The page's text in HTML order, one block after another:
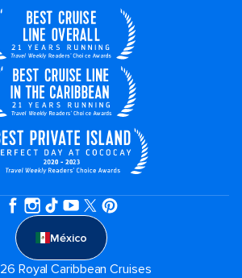
México
Royal Caribbean Cruises